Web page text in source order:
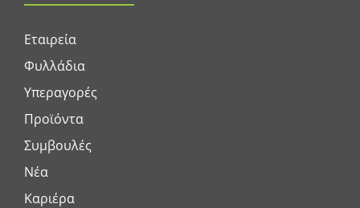
Εταιρεία
Φυλλάδια
Υπεραγορές
Προϊόντα
Συμβουλές
Νέα
Καριέρα